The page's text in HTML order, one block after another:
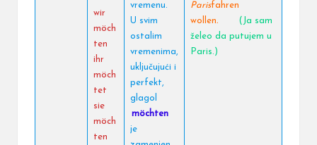
wir
möch
ten
ihr
möch
tet
sie
möch
ten
vremenu.
U svim
ostalim
vremenima,
uključujući i
perfekt,
glagol
möchten
je
Parisfahren
wollen.
(Ja sam
želeo da putujem u
Paris.)